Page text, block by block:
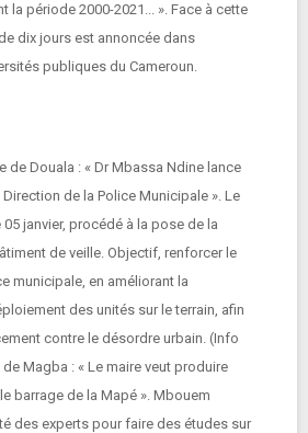
la période 2000-2021... ». Face à cette
dix jours est annoncée dans
publiques du Cameroun.
de Douala : « Dr Mbassa Ndine lance
de la Police Municipale ». Le
05 janvier, procédé à la pose de la
de veille. Objectif, renforcer le
municipale, en améliorant la
des unités sur le terrain, afin
contre le désordre urbain. (Info
de Magba : « Le maire veut produire
barrage de la Mapé ». Mbouem
des experts pour faire des études sur